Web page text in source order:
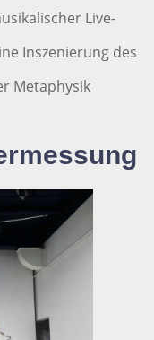
Live-
Inszenierung des
Metaphysik